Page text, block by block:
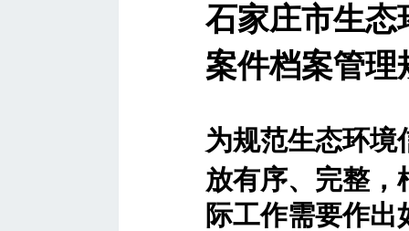
石家庄市生态
案件档案管理
为规范生态环境
放有序、完整，
际工作需要作出